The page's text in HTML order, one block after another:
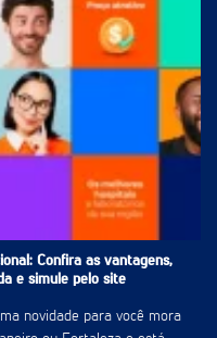
Confira as vantagens,
e simule pelo site
novidade para você mora